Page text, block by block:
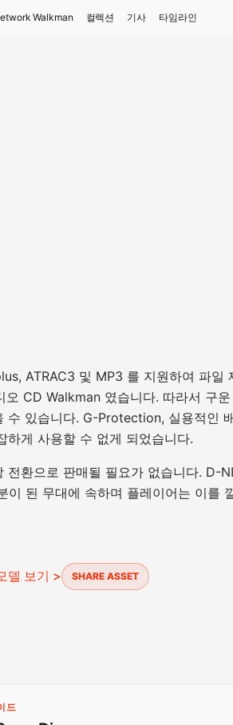
Walkman 컬렉션 기사 타임라인
ATRAC3 및 MP3 를 지원하여 파일
CD Walkman 였습니다. 따라서 구
수 있습니다. G-Protection, 실용적인
하게 사용할 수 없게 되었습니다.
전환으로 판매될 필요가 없습니다. D-
이 된 무대에 속하며 플레이어는 이를
델 보기 > SHARE ASSET
드